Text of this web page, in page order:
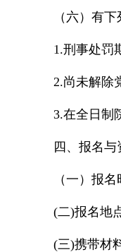
（六）有
1.刑事处罚
2.尚未解除
3.在全日制
四、报名与
（一）报
(二)报名地
(三)携带材